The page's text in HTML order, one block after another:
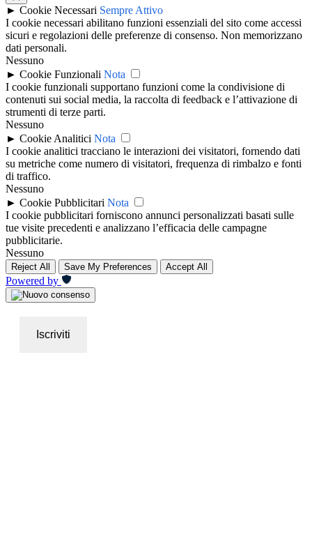
► Cookie Necessari Sempre Attivo
I cookie necessari abilitano funzioni essenziali del sito come accessi
sicuri e regolazioni delle preferenze di consenso. Non memorizzano
dati personali.
Nessuno
► Cookie Funzionali Nota
I cookie funzionali supportano funzioni come la condivisione di
contenuti sui social media, la raccolta di feedback e l’attivazione di
strumenti di terze parti.
Nessuno
► Cookie Analitici Nota
I cookie analitici tracciano le interazioni dei visitatori, fornendo dati
su metriche come numero di visitatori, frequenza di rimbalzo e fonti
di traffico.
Nessuno
► Cookie Pubblicitari Nota
I cookie pubblicitari forniscono annunci personalizzati basati sulle
tue visite precedenti e analizzano l’efficacia delle campagne
pubblicitarie.
Nessuno
Reject All Save My Preferences Accept All
Powered by
Iscriviti